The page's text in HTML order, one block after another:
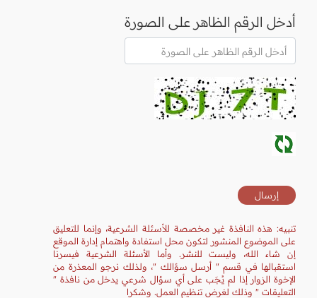
أدخل الرقم الظاهر على الصورة
تنبيه: هذه النافذة غير مخصصة للأسئلة الشرعية، وإنما للتعليق
على الموضوع المنشور لتكون محل استفادة واهتمام إدارة الموقع
إن شاء الله، وليست للنشر. وأما الأسئلة الشرعية فيسرنا
استقبالها في قسم " أرسل سؤالك "، ولذلك نرجو المعذرة من
الإخوة الزوار إذا لم يُجَب على أي سؤال شرعي يدخل من نافذة "
التعليقات " وذلك لغرض تنظيم العمل. وشكرا